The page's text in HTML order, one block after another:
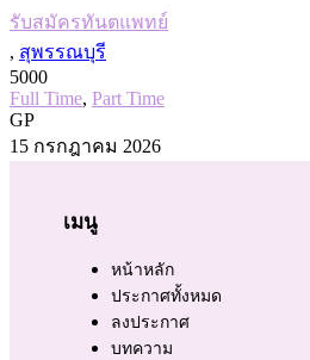
รับสมัครทันตแพทย์
, สุพรรณบุรี
5000
Full Time, Part Time
GP
15 กรกฎาคม 2026
เมนู
หน้าหลัก
ประกาศทั้งหมด
ลงประกาศ
บทความ